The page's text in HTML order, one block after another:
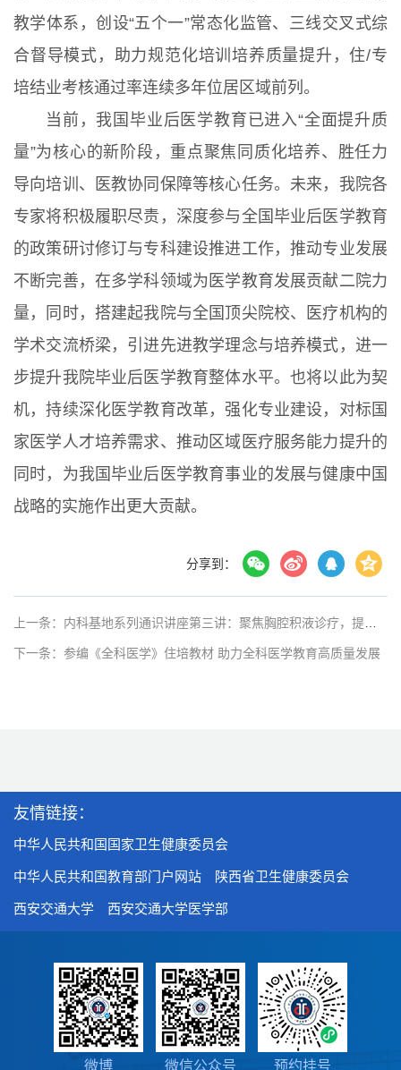
教学体系，创设“五个一”常态化监管、三线交叉式综
合督导模式，助力规范化培训培养质量提升，住/专
培结业考核通过率连续多年位居区域前列。
当前，我国毕业后医学教育已进入“全面提升质
量”为核心的新阶段，重点聚焦同质化培养、胜任力
导向培训、医教协同保障等核心任务。未来，我院各
专家将积极履职尽责，深度参与全国毕业后医学教育
的政策研讨修订与专科建设推进工作，推动专业发展
不断完善，在多学科领域为医学教育发展贡献二院力
量，同时，搭建起我院与全国顶尖院校、医疗机构的
学术交流桥梁，引进先进教学理念与培养模式，进一
步提升我院毕业后医学教育整体水平。也将以此为契
机，持续深化医学教育改革，强化专业建设，对标国
家医学人才培养需求、推动区域医疗服务能力提升的
同时，为我国毕业后医学教育事业的发展与健康中国
战略的实施作出更大贡献。
分享到：
下一条：参编《全科医学》住培教材 助力全科医学教育高质量发展
友情链接：
中华人民共和国国家卫生健康委员会
中华人民共和国教育部门户网站 陕西省卫生健康委员会
西安交通大学 西安交通大学医学部
微博 微信公众号 预约挂号